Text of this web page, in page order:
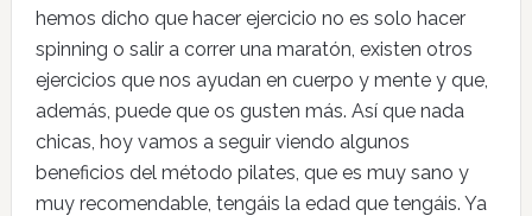
hemos dicho que hacer ejercicio no es solo hacer
spinning o salir a correr una maratón, existen otros
ejercicios que nos ayudan en cuerpo y mente y que,
además, puede que os gusten más. Así que nada
chicas, hoy vamos a seguir viendo algunos
beneficios del método pilates, que es muy sano y
muy recomendable, tengáis la edad que tengáis. Ya